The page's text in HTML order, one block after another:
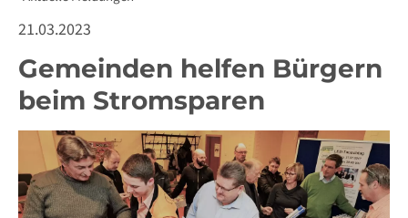
21.03.2023
Gemeinden helfen Bürgern
beim Stromsparen